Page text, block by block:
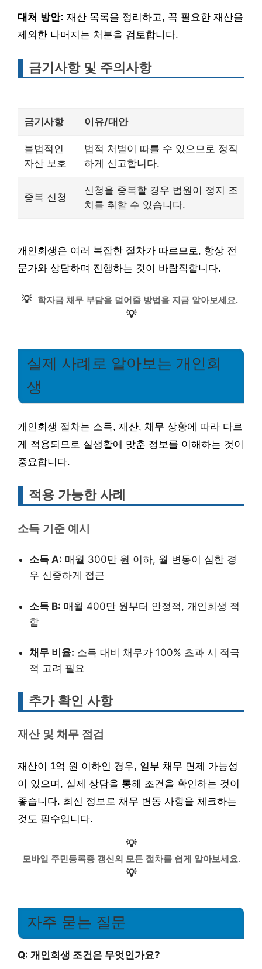
대처 방안: 재산 목록을 정리하고, 꼭 필요한 재산을
제외한 나머지는 처분을 검토합니다.
금기사항 및 주의사항
금기사항 이유/대안
불법적인
자산 보호
법적 처벌이 따를 수 있으므로 정직
하게 신고합니다.
중복 신청
신청을 중복할 경우 법원이 정지 조
치를 취할 수 있습니다.
개인회생은 여러 복잡한 절차가 따르므로, 항상 전
문가와 상담하며 진행하는 것이 바람직합니다.
💡 학자금 채무 부담을 덜어줄 방법을 지금 알아보세요.
💡
실제 사례로 알아보는 개인회
생
개인회생 절차는 소득, 재산, 채무 상황에 따라 다르
게 적용되므로 실생활에 맞춘 정보를 이해하는 것이
중요합니다.
적용 가능한 사례
소득 기준 예시
소득 A: 매월 300만 원 이하, 월 변동이 심한 경
우 신중하게 접근
소득 B: 매월 400만 원부터 안정적, 개인회생 적
합
채무 비율: 소득 대비 채무가 100% 초과 시 적극
적 고려 필요
추가 확인 사항
재산 및 채무 점검
재산이 1억 원 이하인 경우, 일부 채무 면제 가능성
이 있으며, 실제 상담을 통해 조건을 확인하는 것이
좋습니다. 최신 정보로 채무 변동 사항을 체크하는
것도 필수입니다.
💡
모바일 주민등록증 갱신의 모든 절차를 쉽게 알아보세요.
💡
자주 묻는 질문
Q: 개인회생 조건은 무엇인가요?